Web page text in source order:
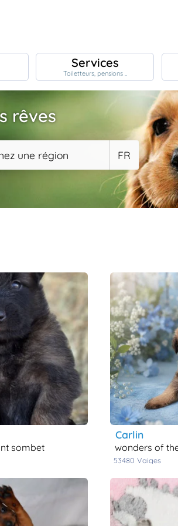
Services
Toiletteurs, pensions ..
rêves
une région FR
sombet
carlin
wonders of
53480 vaiges